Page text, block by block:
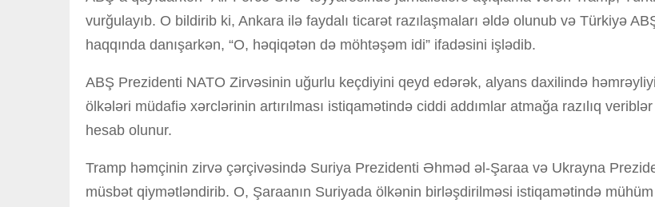
vurğulayıb. O bildirib ki, Ankara ilə faydalı ticarət razılaşmaları əldə olunub və Türkiyə
haqqında danışarkən, “O, həqiqətən də möhtəşəm idi” ifadəsini işlədib.
ABŞ Prezidenti NATO Zirvəsinin uğurlu keçdiyini qeyd edərək, alyans daxilində
ölkələri müdafiə xərclərinin artırılması istiqamətində ciddi addımlar atmağa razılıq
hesab olunur.
Tramp həmçinin zirvə çərçivəsində Suriya Prezidenti Əhməd əl-Şaraa və Ukrayna
müsbət qiymətləndirib. O, Şaraanın Suriyada ölkənin birləşdirilməsi istiqamətində